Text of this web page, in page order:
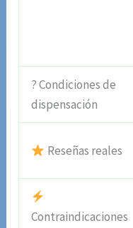
? Condiciones de
dispensación
Reseñas reales
Contraindicaciones